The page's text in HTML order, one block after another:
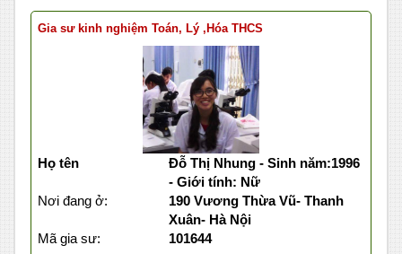
Gia sư kinh nghiệm Toán, Lý ,Hóa THCS
Họ tên
Đỗ Thị Nhung - Sinh năm:1996
- Giới tính: Nữ
Nơi đang ở:
190 Vương Thừa Vũ- Thanh
Xuân- Hà Nội
Mã gia sư:
101644